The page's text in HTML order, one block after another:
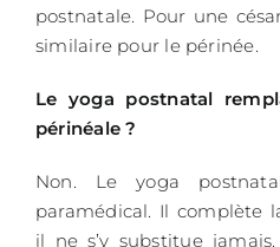
postnatale. Pour une
similaire pour le périnée.
Le yoga postnatal
périnéale ?
Non. Le yoga
paramédical. Il complète
il ne s’y substitue